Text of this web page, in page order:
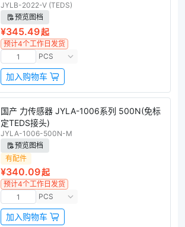
JYLB-2022-V (TEDS)
预览图档
¥345.49起
预计4个工作日发货
PCS
加入购物车
国产 力传感器 JYLA-1006系列 500N(免标
定TEDS接头)
JYLA-1006-500N-M
预览图档
有配件
¥340.09起
预计4个工作日发货
PCS
加入购物车